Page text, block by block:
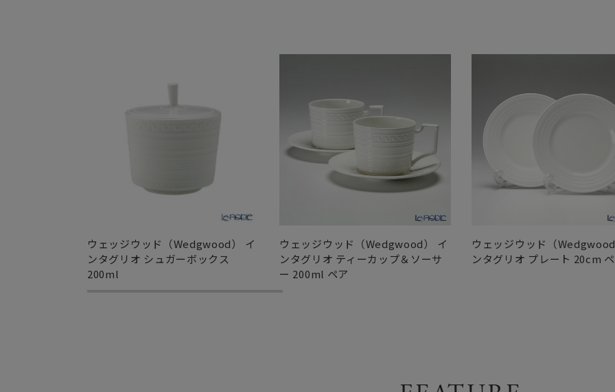
ウェッジウッド（Wedgwood） イ
ンタグリオ シュガーボックス
200ml
ウェッジウッド（Wedgwood） イ
ンタグリオ ティーカップ＆ソーサ
ー 200ml ペア
ウェッジウッド（
ンタグリオ プレート 20cm